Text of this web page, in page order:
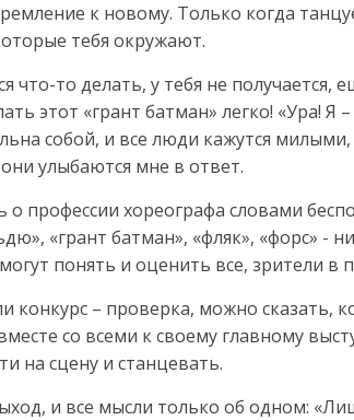
к новому. Только когда
тебя окружают.
что-то делать, у тебя не получается,
этот «грант батман» легко! «Ура! Я
собой, и все люди кажутся
улыбаются мне в ответ.
о профессии хореографа словами
«грант батман», «фляк», «форс» -
понять и оценить все, зрители в
конкурс – проверка, можно сказать,
со всеми к своему главному
на сцену и станцевать.
и все мысли только об одном: